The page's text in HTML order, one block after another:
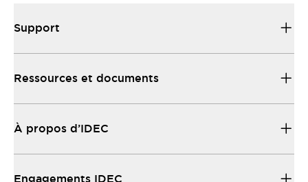
Support
Ressources et documents
À propos d’IDEC
Engagements IDEC